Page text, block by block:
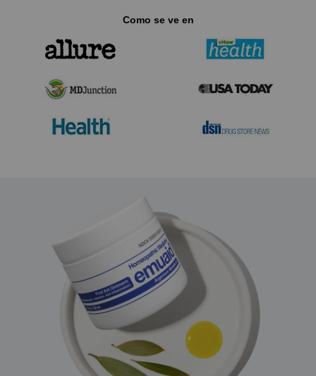
Como se ve en